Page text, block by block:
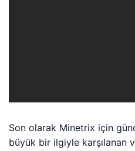
Son olarak Minetrix için
büyük bir ilgiyle karşılanan